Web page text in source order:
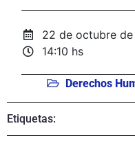
22 de octubre de
14:10 hs
Derechos
Etiquetas: